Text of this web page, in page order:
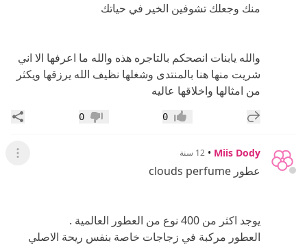
منك وجعلك تشوفين الخير في حياتك
والله يابنات انصحكم بالتاجره هذه والله ما اعرفها الا اني
شريت منها هنا بالمنتدى وشغلها نظيف الله يرزقها ويكثر
من امثالها واخلاقها عاليه
إضافة رد جديد إعجاب0 عدم إعجاب
0
Miis Dody
• 12 سنة عرض
عطور clouds perfume
يوجد اكثر من 400 نوع من العطور العالمية .
العطور مركبة في زجاجات خاصة بنفس ريحة الاصلي